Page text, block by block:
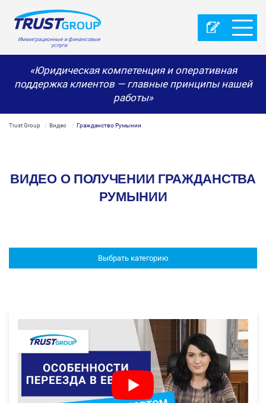
Иммиграционные и финансовые
услуги
«Юридическая компетенция и оперативная
поддержка клиентов — главные принципы нашей
работы»
Trust Group Видео Гражданство Румынии
ВИДЕО О ПОЛУЧЕНИИ ГРАЖДАНСТВА
РУМЫНИИ
Выбрать категорию